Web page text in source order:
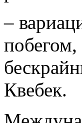
–
Квебек.